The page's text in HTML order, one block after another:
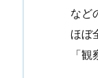
など
ほぼ
「